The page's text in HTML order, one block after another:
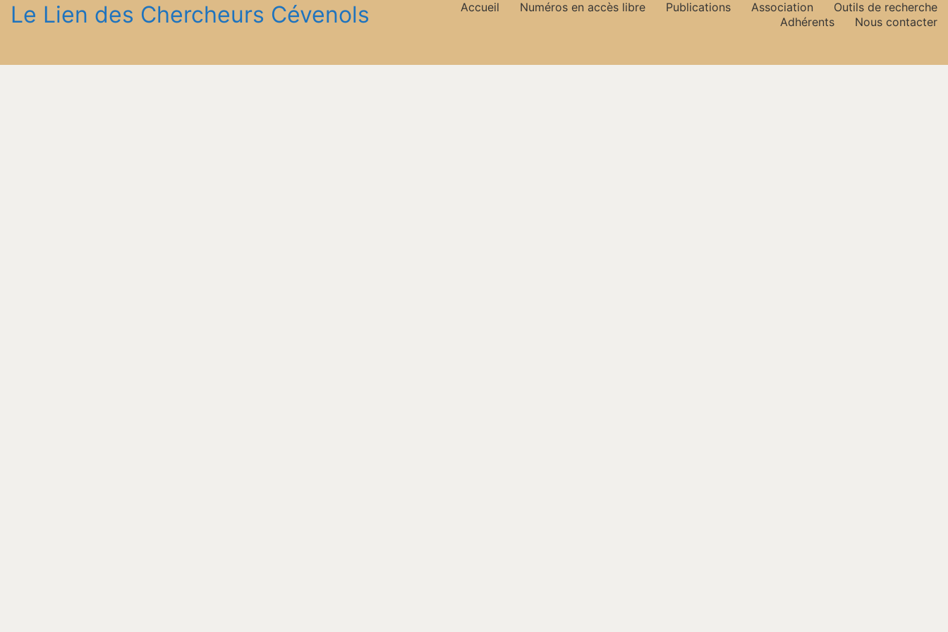
Le Lien des Chercheurs Cévenols Accueil Numéros en accès libre Publications Association
Outils de recherche
Adhérents
Nous contacter